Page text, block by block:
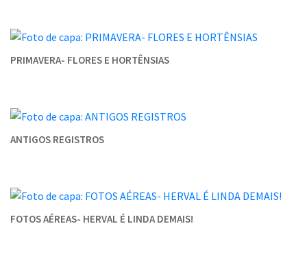
PRIMAVERA- FLORES E HORTÊNSIAS
ANTIGOS REGISTROS
FOTOS AÉREAS- HERVAL É LINDA DEMAIS!